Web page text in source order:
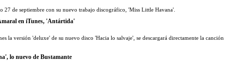
27 de septiembre con su nuevo trabajo discográfico, 'Miss Little Havana'.
en iTunes, 'Antártida'
la versión 'deluxe' de su nuevo disco 'Hacia lo salvaje', se descargará directamente la canción
lo nuevo de Bustamante